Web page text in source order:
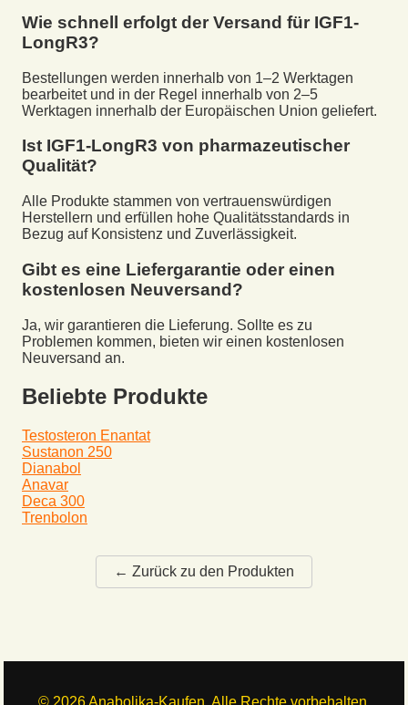
Wie schnell erfolgt der Versand für IGF1-
LongR3?
Bestellungen werden innerhalb von 1–2 Werktagen
bearbeitet und in der Regel innerhalb von 2–5
Werktagen innerhalb der Europäischen Union geliefert.
Ist IGF1-LongR3 von pharmazeutischer
Qualität?
Alle Produkte stammen von vertrauenswürdigen
Herstellern und erfüllen hohe Qualitätsstandards in
Bezug auf Konsistenz und Zuverlässigkeit.
Gibt es eine Liefergarantie oder einen
kostenlosen Neuversand?
Ja, wir garantieren die Lieferung. Sollte es zu
Problemen kommen, bieten wir einen kostenlosen
Neuversand an.
Beliebte Produkte
Testosteron Enantat
Sustanon 250
Dianabol
Anavar
Deca 300
Trenbolon
← Zurück zu den Produkten
© 2026Anabolika-Kaufen. Alle Rechte vorbehalten.